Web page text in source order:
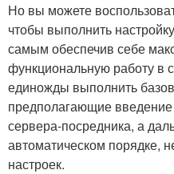
Но вы можете
чтобы выполнить
самым обеспечив себе
функциональную работу в
единожды выполнить
предполагающие введение
сервера-посредника, а
автоматическом порядке,
настроек.